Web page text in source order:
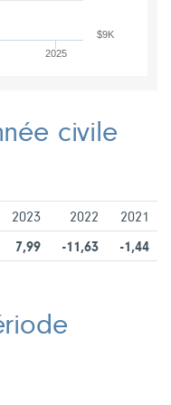
2025
$9K
civile
2023 2022 2021
7,99 -11,63 -1,44